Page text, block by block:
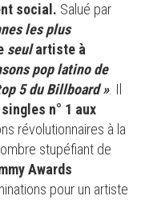
social. Salué par
les plus
seulartiste à
pop latino de
5 du Billboard ». Il
n° 1 aux
révolutionnaires à la
stupéfiant de
Awards
pour un artiste